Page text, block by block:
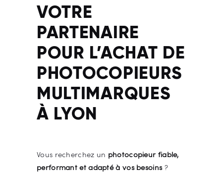
VOTRE
PARTENAIRE
POUR L’ACHAT DE
PHOTOCOPIEURS
MULTIMARQUES
À LYON
Vous recherchez un photocopieur fiable,
performant et adapté à vos besoins?